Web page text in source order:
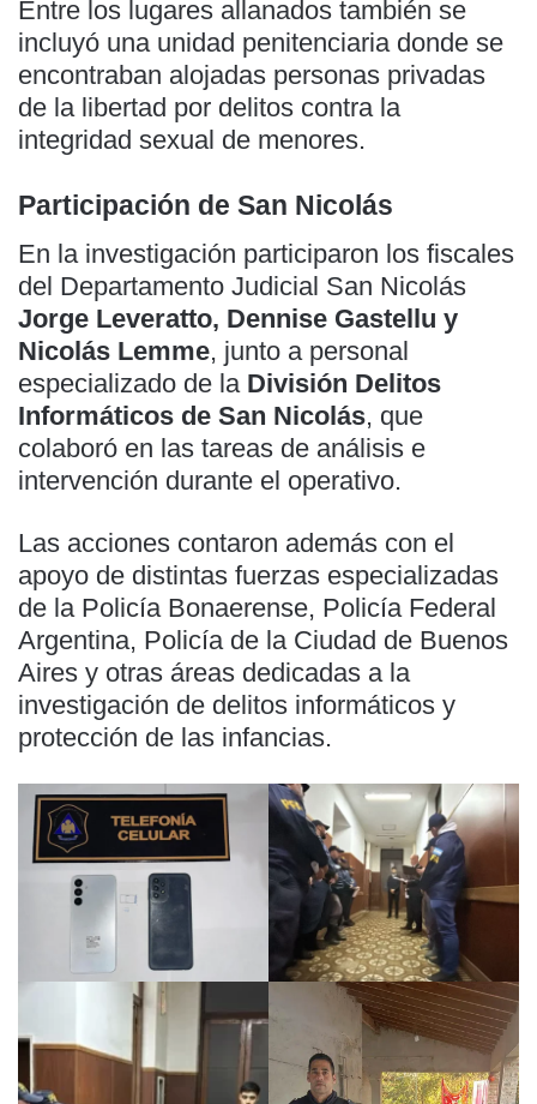
Entre los lugares allanados también se
incluyó una unidad penitenciaria donde se
encontraban alojadas personas privadas
de la libertad por delitos contra la
integridad sexual de menores.
Participación de San Nicolás
En la investigación participaron los fiscales
del Departamento Judicial San Nicolás
Jorge Leveratto, Dennise Gastellu y
Nicolás Lemme, junto a personal
especializado de la División Delitos
Informáticos de San Nicolás, que
colaboró en las tareas de análisis e
intervención durante el operativo.
Las acciones contaron además con el
apoyo de distintas fuerzas especializadas
de la Policía Bonaerense, Policía Federal
Argentina, Policía de la Ciudad de Buenos
Aires y otras áreas dedicadas a la
investigación de delitos informáticos y
protección de las infancias.